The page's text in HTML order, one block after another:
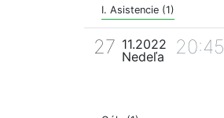
I. Asistencie (1)
27 11.2022
Nedeľa
20:45